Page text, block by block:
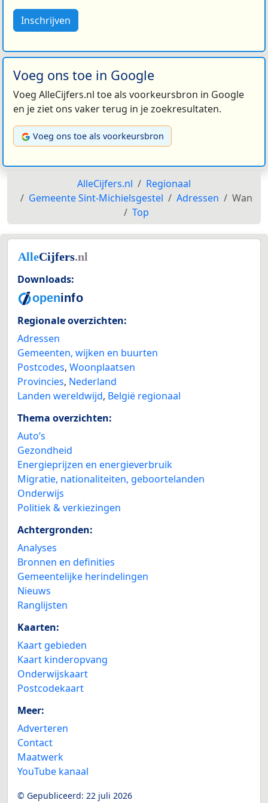
Inschrijven
Voeg ons toe in Google
Voeg AlleCijfers.nl toe als voorkeursbron in Google
en je ziet ons vaker terug in je zoekresultaten.
Voeg ons toe als voorkeursbron
AlleCijfers.nl
Regionaal
Gemeente Sint-Michielsgestel
Adressen
Wan
Top
Downloads:
Regionale overzichten:
Adressen
Gemeenten, wijken en buurten
Postcodes, Woonplaatsen
Provincies, Nederland
Landen wereldwijd, België regionaal
Thema overzichten:
Auto’s
Gezondheid
Energieprijzen en energieverbruik
Migratie, nationaliteiten, geboortelanden
Onderwijs
Politiek & verkiezingen
Achtergronden:
Analyses
Bronnen en definities
Gemeentelijke herindelingen
Nieuws
Ranglijsten
Kaarten:
Kaart gebieden
Kaart kinderopvang
Onderwijskaart
Postcodekaart
Meer:
Adverteren
Contact
Maatwerk
YouTube kanaal
© Gepubliceerd: 22 juli 2026